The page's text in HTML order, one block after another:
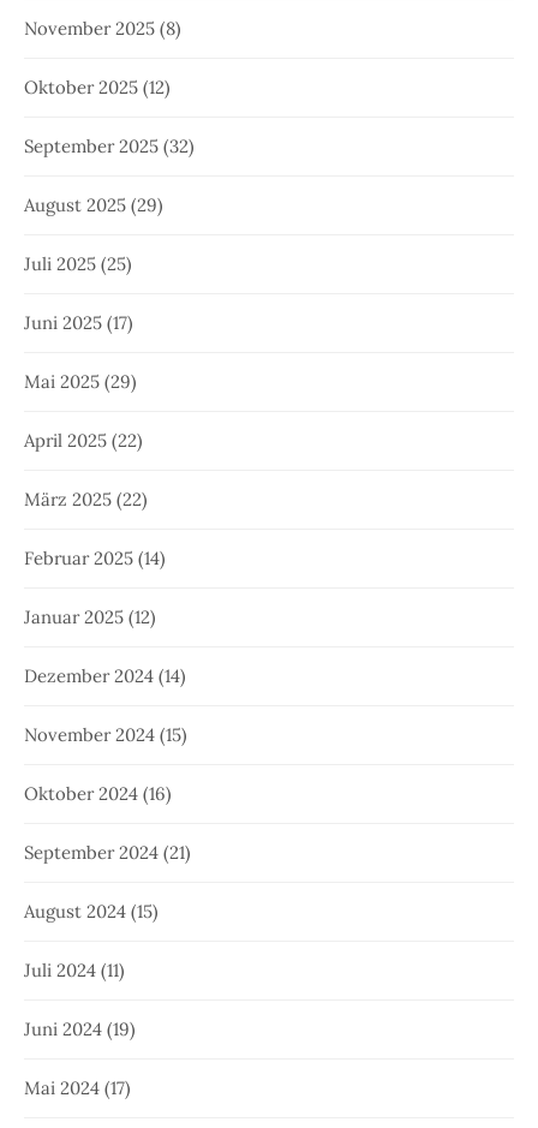
November 2025 (8)
Oktober 2025 (12)
September 2025 (32)
August 2025 (29)
Juli 2025 (25)
Juni 2025 (17)
Mai 2025 (29)
April 2025 (22)
März 2025 (22)
Februar 2025 (14)
Januar 2025 (12)
Dezember 2024 (14)
November 2024 (15)
Oktober 2024 (16)
September 2024 (21)
August 2024 (15)
Juli 2024 (11)
Juni 2024 (19)
Mai 2024 (17)